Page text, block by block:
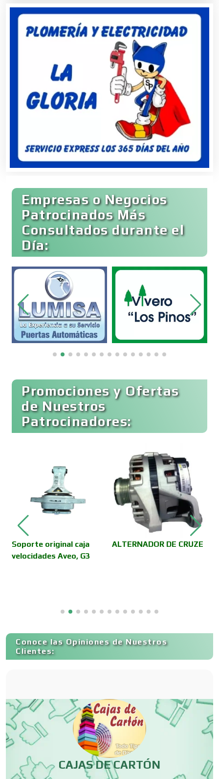
Avaluos
Bares y Cantinas
Basculas
Bebidas
Belleza
Bordados y Estampados
Cafeterías
Cámaras de Comercio
Capacitación
Carnicerías
Centros Comerciales
Centros de Espectáculos
Empresas o Negocios
Patrocinados Más
Consultados durante el
Día:
Promociones y Ofertas
de Nuestros
Patrocinadores:
Soporte original caja
velocidades Aveo, G3
ALTERNADOR DE CRUZE
Conoce las Opiniones de Nuestros
Clientes:
CAJAS DE CARTÓN